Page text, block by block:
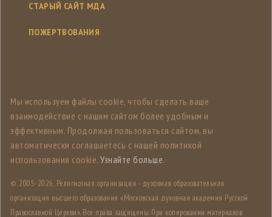
СТАРЫЙ САЙТ МДА
ПОЖЕРТВОВАНИЯ
Мы используем файлы cookie, чтобы сделать ваше
взаимодействие с нашим сайтом более удобным и
эффективным. Продолжая пользоваться сайтом, вы
автоматически соглашаетесь с нашей политикой
использования cookie. Узнайте больше.
© 2005-2026, Религиозная организация - духовная образовательная
организация высшего образования «Московская духовная академия Русской
Православной Церкви». Все права защищены. При копировании материалов